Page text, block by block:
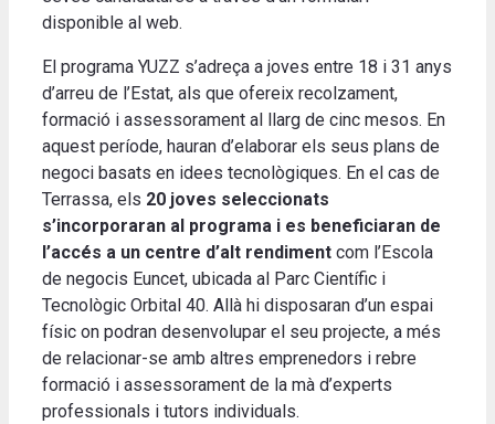
disponible al web.
El programa YUZZ s’adreça a joves entre 18 i 31 anys
d’arreu de l’Estat, als que ofereix recolzament,
formació i assessorament al llarg de cinc mesos. En
aquest període, hauran d’elaborar els seus plans de
negoci basats en idees tecnològiques. En el cas de
Terrassa, els 20 joves seleccionats
s’incorporaran al programa i es beneficiaran de
l’accés a un centre d’alt rendiment com l’Escola
de negocis Euncet, ubicada al Parc Científic i
Tecnològic Orbital 40. Allà hi disposaran d’un espai
físic on podran desenvolupar el seu projecte, a més
de relacionar-se amb altres emprenedors i rebre
formació i assessorament de la mà d’experts
professionals i tutors individuals.